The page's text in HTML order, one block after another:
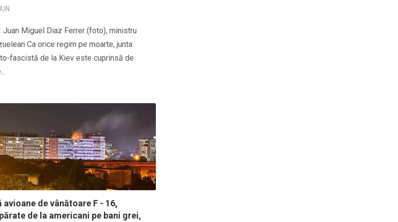
Juan Miguel Diaz Ferrer (foto), ministru
Ca orice regim pe moarte, junta
fascistă de la Kiev este cuprinsă de
avioane de vânătoare F - 16,
de la americani pe bani grei,